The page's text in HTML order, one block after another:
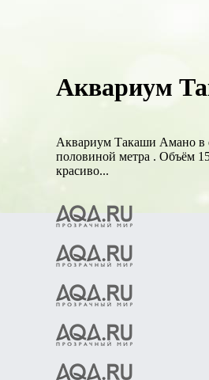
Аквариум
Аквариум Такаши Амано в
половиной метра . Объём
красиво...